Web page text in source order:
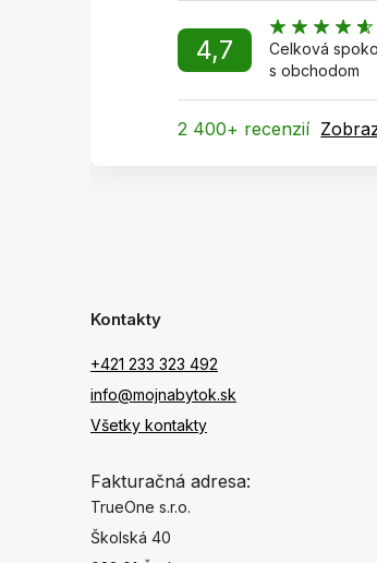
4,7
Celková
s obchodom
2 400+ recenzií
Kontakty
+421 233 323 492
info@mojnabytok.sk
Všetky kontakty
Fakturačná adresa:
TrueOne s.r.o.
Školská 40